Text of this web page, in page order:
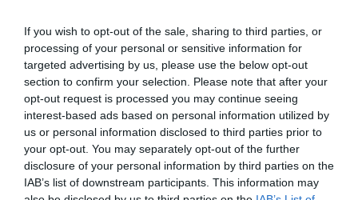
If you wish to opt-out of the sale, sharing to third parties, or
processing of your personal or sensitive information for
targeted advertising by us, please use the below opt-out
section to confirm your selection. Please note that after your
opt-out request is processed you may continue seeing
interest-based ads based on personal information utilized by
us or personal information disclosed to third parties prior to
your opt-out. You may separately opt-out of the further
disclosure of your personal information by third parties on the
IAB’s list of downstream participants. This information may
Δείτε αυτή τη δημοσίευση στο Instagram.